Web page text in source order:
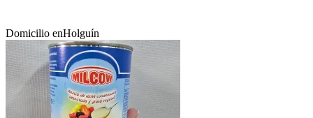
Domicilio enHolguín